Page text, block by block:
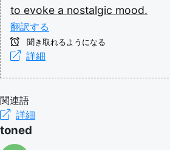
to evoke a nostalgic mood.
翻訳する
聞き取れるようになる
詳細
関連語
詳細
toned